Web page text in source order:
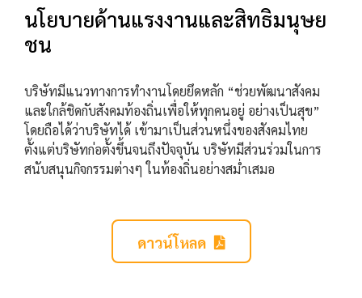
นโยบายด้านแรงงานและสิทธิมนุษย
ชน
บริษัทมีแนวทางการทำงานโดยยึดหลัก “ช่วยพัฒนาสังคม
และใกล้ชิดกับสังคมท้องถิ่นเพื่อให้ทุกคนอยู่ อย่างเป็นสุข”
โดยถือได้ว่าบริษัทได้ เข้ามาเป็นส่วนหนึ่งของสังคมไทย
ตั้งแต่บริษัทก่อตั้งขึ้นจนถึงปัจจุบัน บริษัทมีส่วนร่วมในการ
สนับสนุนกิจกรรมต่างๆ ในท้องถิ่นอย่างสม่ำเสมอ
ดาวน์โหลด